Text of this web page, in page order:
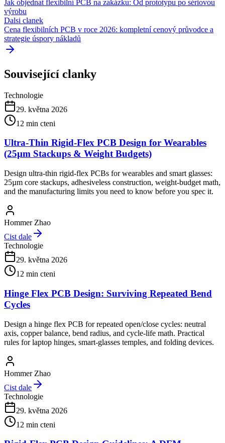
Jak objednat flexibilní PCB na zakázku: Od prototypu po sériovou
výrobu
Dalsi clanek
Cena flexibilních PCB v roce 2026: kompletní cenový průvodce a
strategie úspory nákladů
Související clanky
Technologie
29. května 2026
12 min cteni
Ultra-Thin Rigid-Flex PCB Design for Wearables
(25µm Stackups & Weight Budgets)
Design ultra-thin rigid-flex PCBs for wearables and smart glasses:
25µm core stackups, adhesiveless construction, weight-budget math,
and the manufacturing limits you need to know before you spec it.
Hommer Zhao
Cist dale
Technologie
29. května 2026
12 min cteni
Hinge Flex PCB Design: Surviving Repeated Bend
Cycles
Design a hinge flex PCB for repeated open/close cycles: neutral
axis, copper balance, bend radius, and cycle-life math. Practical
rules for laptop hinges, smart-glasses temples, and folding devices.
Hommer Zhao
Cist dale
Technologie
29. května 2026
12 min cteni